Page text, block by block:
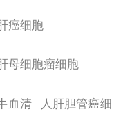
癌细胞
母细胞瘤细胞
血清 人肝胆管癌细